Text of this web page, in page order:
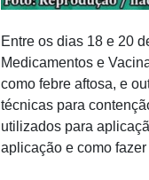
Entre os dias 18 e 20
Medicamentos e
como febre aftosa, e
técnicas para
utilizados para
aplicação e como